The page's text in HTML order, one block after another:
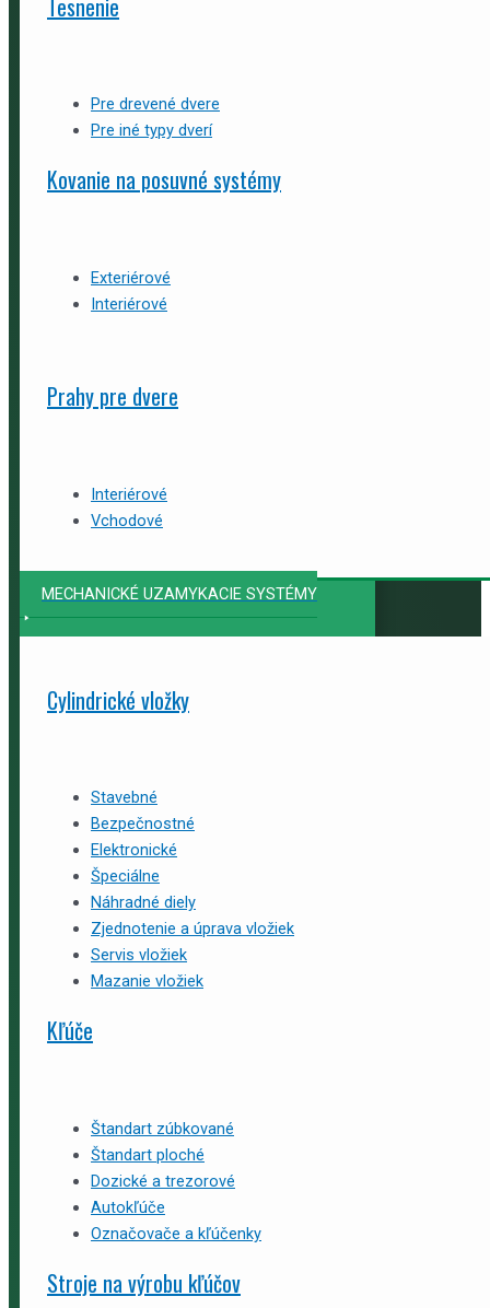
Pre drevené dvere
Pre iné typy dverí
Kovanie na posuvné systémy
Exteriérové
Interiérové
Prahy pre dvere
Interiérové
Vchodové
MECHANICKÉ UZAMYKACIE SYSTÉMY
Cylindrické vložky
Stavebné
Bezpečnostné
Elektronické
Špeciálne
Náhradné diely
Zjednotenie a úprava vložiek
Servis vložiek
Mazanie vložiek
Kľúče
Štandart zúbkované
Štandart ploché
Dozické a trezorové
Autokľúče
Označovače a kľúčenky
Stroje na výrobu kľúčov